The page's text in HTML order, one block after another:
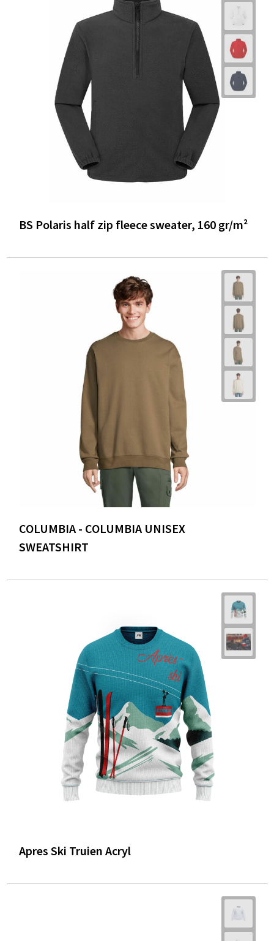
BS Polaris half zip fleece sweater, 160 gr/m²
COLUMBIA - COLUMBIA UNISEX
SWEATSHIRT
Apres Ski Truien Acryl